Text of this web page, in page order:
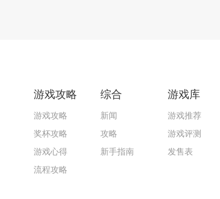
游戏攻略
游戏攻略
奖杯攻略
游戏心得
流程攻略
综合
新闻
攻略
新手指南
游戏库
游戏推荐
游戏评测
发售表